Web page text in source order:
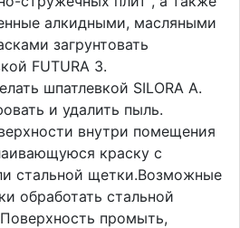
алкидными, масляными
загрунтовать
FUTURA 3.
шпатлевкой SILORA A.
и удалить пыль.
внутри помещения
краску с
стальной щетки.Возможные
обработать стальной
промыть,